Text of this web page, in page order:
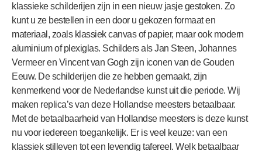
klassieke schilderijen zijn in een nieuw jasje gestoken. Zo
kunt u ze bestellen in een door u gekozen formaat en
materiaal, zoals klassiek canvas of papier, maar ook modern
aluminium of plexiglas. Schilders als Jan Steen, Johannes
Vermeer en Vincent van Gogh zijn iconen van de Gouden
Eeuw. De schilderijen die ze hebben gemaakt, zijn
kenmerkend voor de Nederlandse kunst uit die periode. Wij
maken replica’s van deze Hollandse meesters betaalbaar.
Met de betaalbaarheid van Hollandse meesters is deze kunst
nu voor iedereen toegankelijk. Er is veel keuze: van een
klassiek stilleven tot een levendig tafereel. Welk betaalbaar